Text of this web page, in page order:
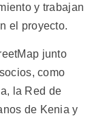
y trabajan
el proyecto.
junto
como
la Red de
de Kenia y